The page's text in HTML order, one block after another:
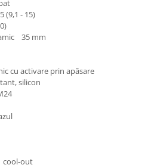
(9,1 - 15)
35 mm
cu activare prin apăsare
silicon
cool-out